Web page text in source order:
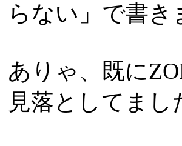
らない」で書き
ありゃ、既に
見落としてまし